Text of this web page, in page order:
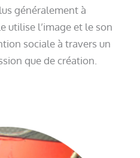
généralement à
utilise l’image et le son
sociale à travers un
que de création.